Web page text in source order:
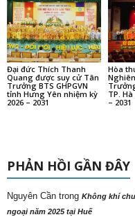
Đại đức Thích Thanh
Quang được suy cử Tân
Trưởng BTS GHPGVN
tỉnh Hưng Yên nhiệm kỳ
2026 – 2031
Hòa
TP.
– 2031
PHẢN HỒI GẦN ĐÂY
Nguyên Cần trong Không khí
ngoại năm 2025 tại Huế